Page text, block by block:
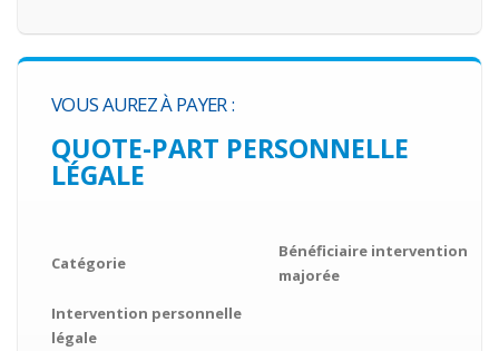
VOUS AUREZ À PAYER :
QUOTE-PART PERSONNELLE
LÉGALE
Catégorie
Bénéficiaire intervention
majorée
Intervention personnelle
légale